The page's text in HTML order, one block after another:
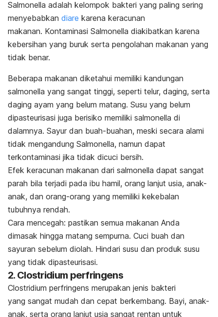
Salmonella adalah kelompok bakteri yang paling sering
menyebabkan diare karena keracunan
makanan. Kontaminasi Salmonella diakibatkan karena
kebersihan yang buruk serta pengolahan makanan yang
tidak benar.
Beberapa makanan diketahui memiliki kandungan
salmonella yang sangat tinggi, seperti telur, daging, serta
daging ayam yang belum matang. Susu yang belum
dipasteurisasi juga berisiko memiliki salmonella di
dalamnya. Sayur dan buah-buahan, meski secara alami
tidak mengandung Salmonella, namun dapat
terkontaminasi jika tidak dicuci bersih.
Efek keracunan makanan dari salmonella dapat sangat
parah bila terjadi pada ibu hamil, orang lanjut usia, anak-
anak, dan orang-orang yang memiliki kekebalan
tubuhnya rendah.
Cara mencegah: pastikan semua makanan Anda
dimasak hingga matang sempurna. Cuci buah dan
sayuran sebelum diolah. Hindari susu dan produk susu
yang tidak dipasteurisasi.
2. Clostridium perfringens
Clostridium perfringens merupakan jenis bakteri
yang sangat mudah dan cepat berkembang. Bayi, anak-
anak, serta orang lanjut usia sangat rentan untuk